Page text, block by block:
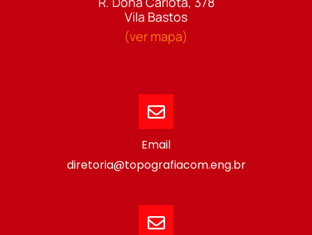
Vila Bastos
(ver mapa)
Email
diretoria@topografiacom.eng.br